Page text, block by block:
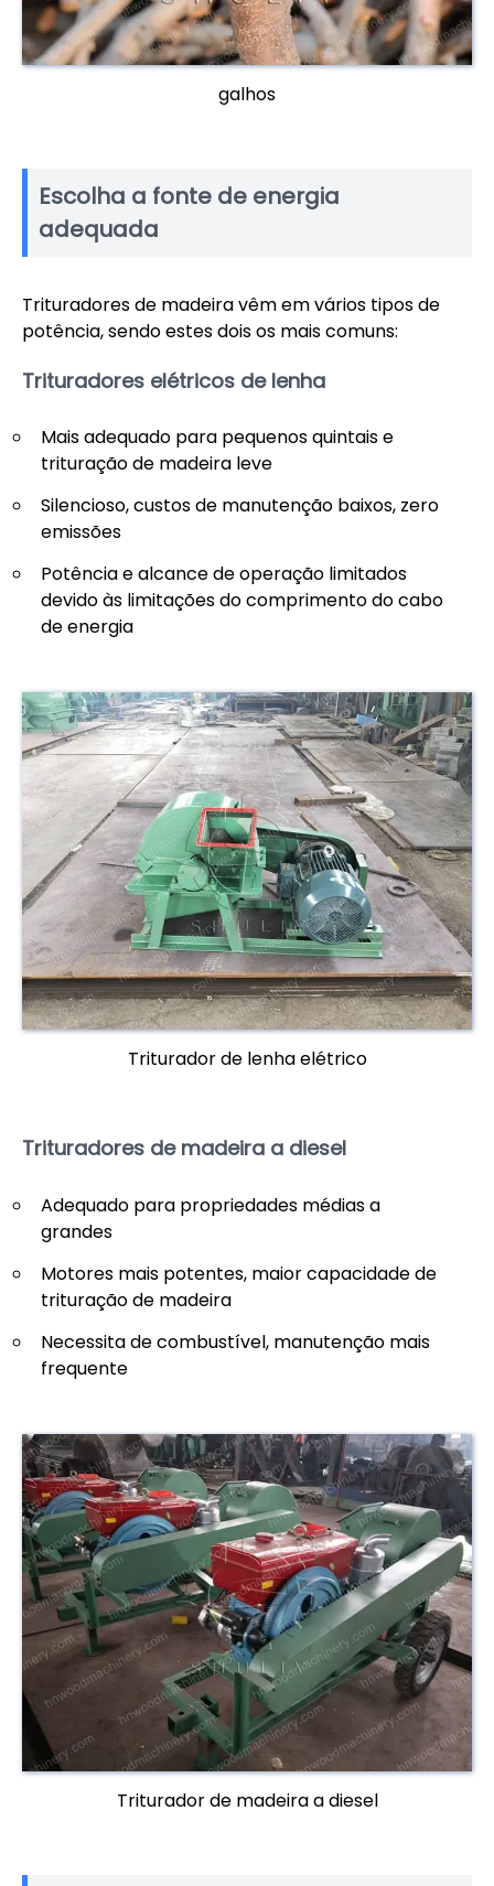
galhos
Escolha a fonte de energia
adequada
Trituradores de madeira vêm em vários tipos de
potência, sendo estes dois os mais comuns:
Trituradores elétricos de lenha
Mais adequado para pequenos quintais e
trituração de madeira leve
Silencioso, custos de manutenção baixos, zero
emissões
Potência e alcance de operação limitados
devido às limitações do comprimento do cabo
de energia
Triturador de lenha elétrico
Trituradores de madeira a diesel
Adequado para propriedades médias a
grandes
Motores mais potentes, maior capacidade de
trituração de madeira
Necessita de combustível, manutenção mais
frequente
Triturador de madeira a diesel